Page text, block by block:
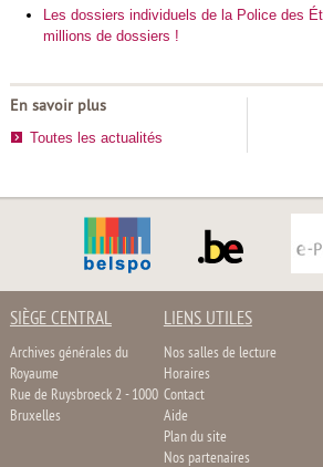
Les dossiers individuels de la Police des
millions de dossiers !
En savoir plus
Toutes les actualités
SIÈGE CENTRAL
Archives générales du
Royaume
Rue de Ruysbroeck 2 - 1000
Bruxelles
LIENS UTILES
Nos salles de lecture
Horaires
Contact
Aide
Plan du site
Nos partenaires